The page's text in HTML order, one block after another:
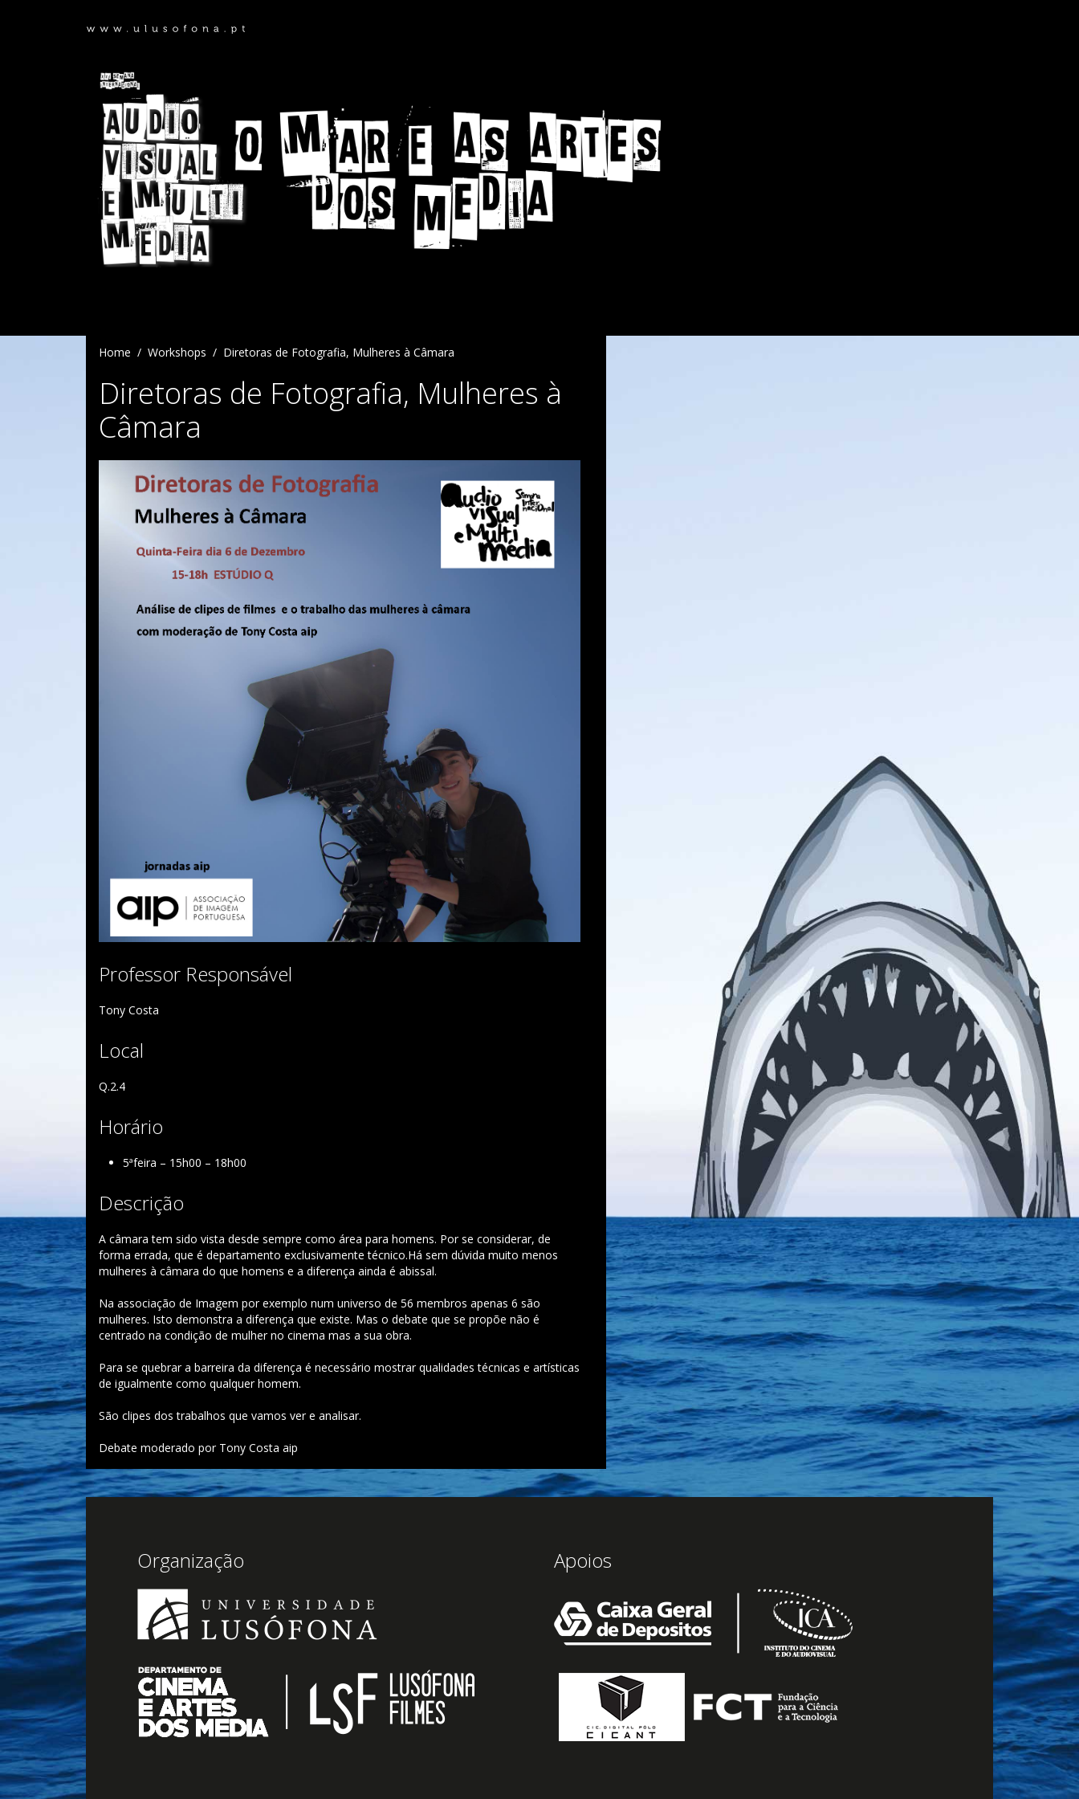
Home Workshops Diretoras de Fotografia, Mulheres à Câmara
Diretoras de Fotografia, Mulheres à
Câmara
Professor Responsável
Tony Costa
Local
Q.2.4
Horário
5ªfeira – 15h00 – 18h00
Descrição
A câmara tem sido vista desde sempre como área para homens. Por se considerar, de
forma errada, que é departamento exclusivamente técnico.Há sem dúvida muito menos
mulheres à câmara do que homens e a diferença ainda é abissal.
Na associação de Imagem por exemplo num universo de 56 membros apenas 6 são
mulheres. Isto demonstra a diferença que existe. Mas o debate que se propõe não é
centrado na condição de mulher no cinema mas a sua obra.
Para se quebrar a barreira da diferença é necessário mostrar qualidades técnicas e artísticas
de igualmente como qualquer homem.
São clipes dos trabalhos que vamos ver e analisar.
Debate moderado por Tony Costa aip
Organização Apoios